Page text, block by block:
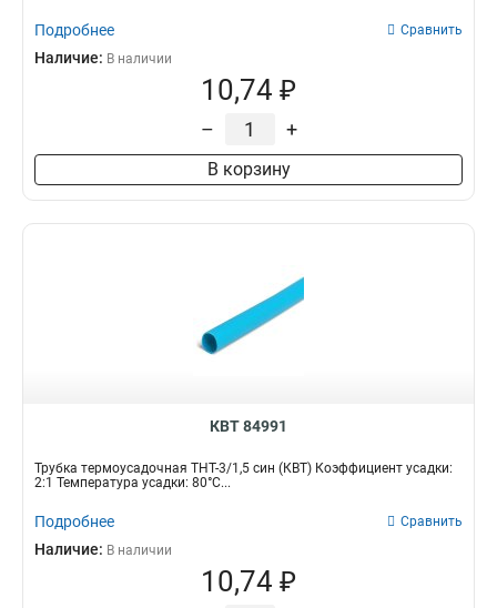
Подробнее Сравнить
Наличие: В наличии
10,74 ₽
– +
В корзину
КВТ 84991
Трубка термоусадочная ТНТ-3/1,5 син (КВТ) Коэффициент усадки:
2:1 Температура усадки: 80°С...
Подробнее Сравнить
Наличие: В наличии
10,74 ₽